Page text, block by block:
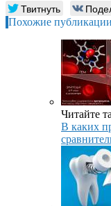
Твитнуть
Похожие публикации
Читайте
В каких